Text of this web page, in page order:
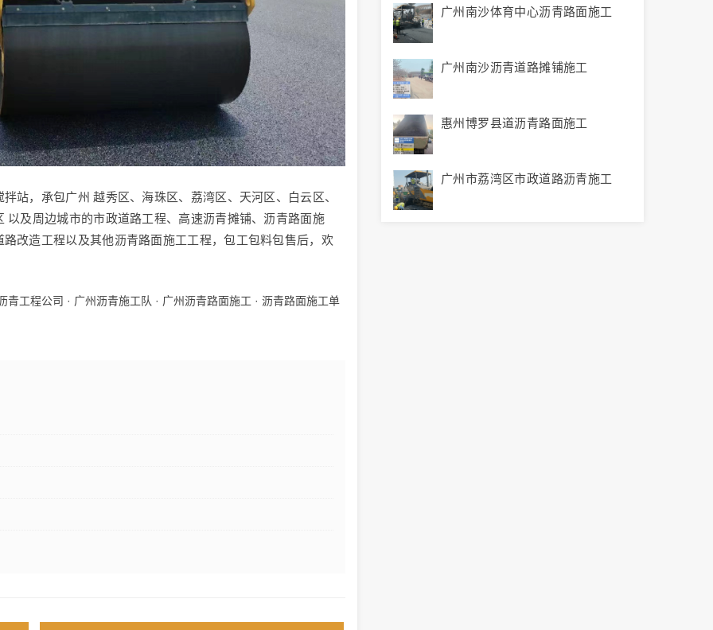
站，承包广州 越秀区、海珠区、荔湾区、天河区、白云区、
及周边城市的市政道路工程、高速沥青摊铺、沥青路面施
改造工程以及其他沥青路面施工工程，包工包料包售后，欢
青工程公司 · 广州沥青施工队 · 广州沥青路面施工 · 沥青路面施工单
广州南沙体育中心沥青路面施工
广州南沙沥青道路摊铺施工
惠州博罗县道沥青路面施工
广州市荔湾区市政道路沥青施工